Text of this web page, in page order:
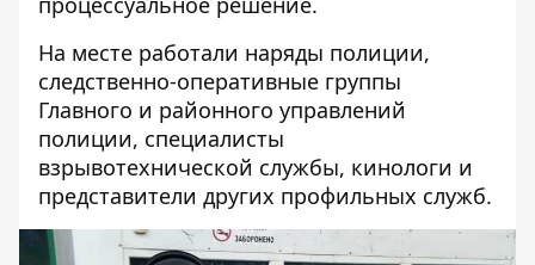
На месте работали наряды полиции,
следственно-оперативные группы
Главного и районного управлений
полиции, специалисты
взрывотехнической службы, кинологи и
представители других профильных служб.